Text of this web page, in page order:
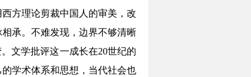
方理论剪裁中国人的审美，改
承。不难发现，边界不够清晰
文学批评这一成长在20世纪的
学术体系和思想，当代社会也